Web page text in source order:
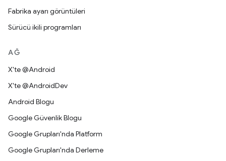
Fabrika ayarı görüntüleri
Sürücü ikili programları
AĞ
X'te @Android
X'te @AndroidDev
Android Blogu
Google Güvenlik Blogu
Google Grupları'nda Platform
Google Grupları'nda Derleme